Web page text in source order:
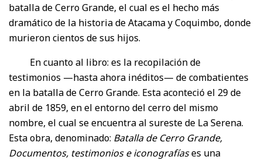
batalla de Cerro Grande, el cual es el hecho más
dramático de la historia de Atacama y Coquimbo, donde
murieron cientos de sus hijos.
En cuanto al libro: es la recopilación de
testimonios —hasta ahora inéditos— de combatientes
en la batalla de Cerro Grande. Esta aconteció el 29 de
abril de 1859, en el entorno del cerro del mismo
nombre, el cual se encuentra al sureste de La Serena.
Esta obra, denominado: Batalla de Cerro Grande,
Documentos, testimonios e iconografíases una